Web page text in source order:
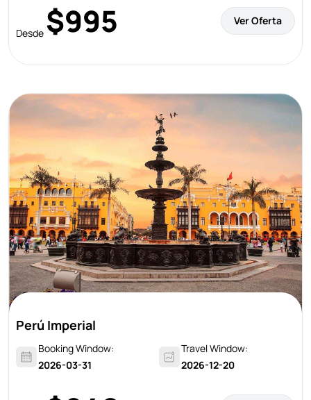
Desde $995 Ver Oferta
Perú Imperial
Booking Window:
2026-03-31
Travel Window:
2026-12-20